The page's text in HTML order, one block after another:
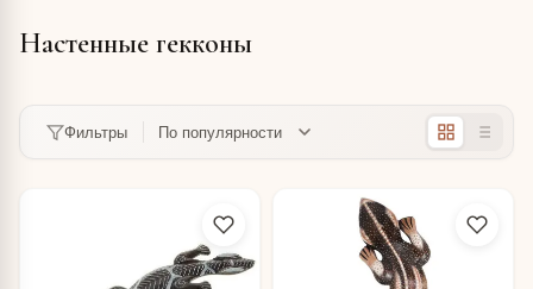
Настенные гекконы
Фильтры